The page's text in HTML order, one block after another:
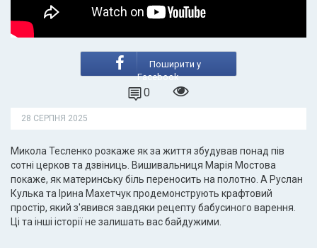
Поширити у
Facebook
0
28 СЕРПНЯ 2025
Микола Тесленко розкаже як за життя збудував понад пів
сотні церков та дзвіниць. Вишивальниця Марія Мостова
покаже, як материнську біль переносить на полотно. А Руслан
Кулька та Ірина Махетчук продемонструють крафтовий
простір, який з'явився завдяки рецепту бабусиного варення.
Ці та інші історії не залишать вас байдужими.